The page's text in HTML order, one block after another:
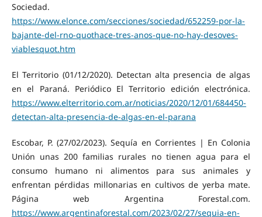
Sociedad.
https://www.elonce.com/secciones/sociedad/652259-por-la-
bajante-del-rno-quothace-tres-anos-que-no-hay-desoves-
viablesquot.htm
El Territorio (01/12/2020). Detectan alta presencia de algas
en el Paraná. Periódico El Territorio edición electrónica.
https://www.elterritorio.com.ar/noticias/2020/12/01/684450-
detectan-alta-presencia-de-algas-en-el-parana
Escobar, P. (27/02/2023). Sequía en Corrientes | En Colonia
Unión unas 200 familias rurales no tienen agua para el
consumo humano ni alimentos para sus animales y
enfrentan pérdidas millonarias en cultivos de yerba mate.
Página web Argentina Forestal.com.
https://www.argentinaforestal.com/2023/02/27/sequia-en-